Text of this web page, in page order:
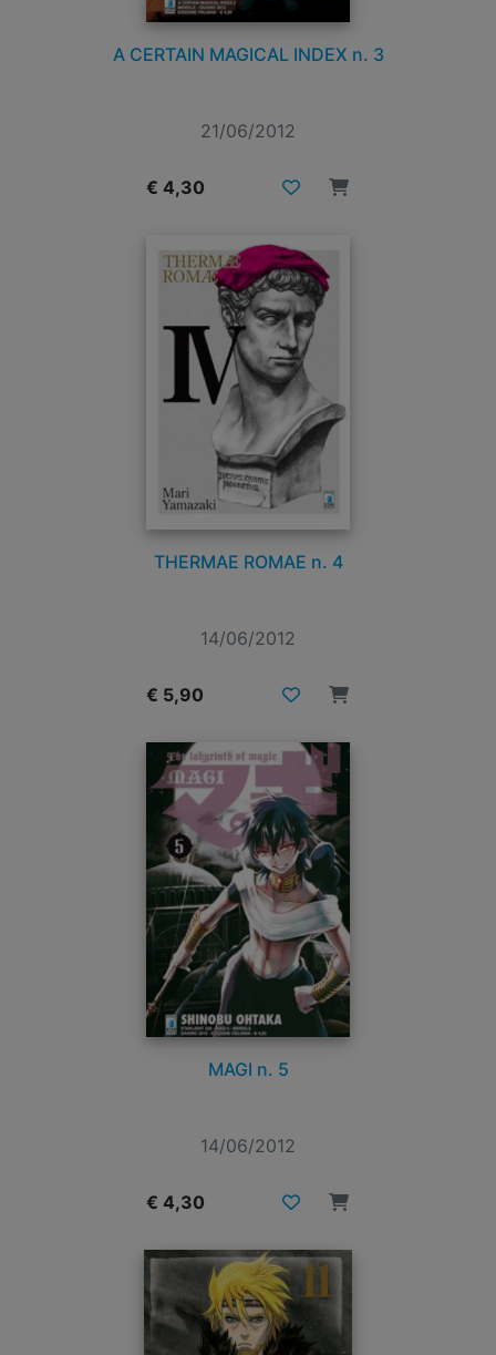
A CERTAIN MAGICAL INDEX n. 3
21/06/2012
€ 4,30
THERMAE ROMAE n. 4
14/06/2012
€ 5,90
MAGI n. 5
14/06/2012
€ 4,30